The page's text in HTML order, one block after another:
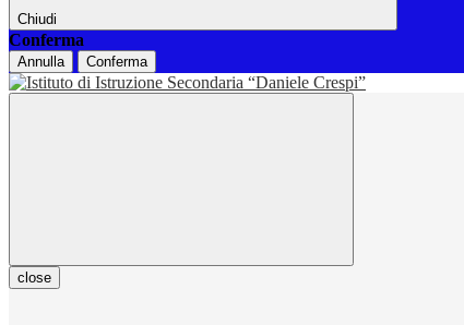
Chiudi
Conferma
Annulla Conferma
close